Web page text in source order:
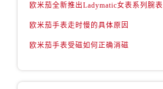
欧米茄全新推出Ladymatic女表系列腕表
欧米茄手表走时慢的具体原因
欧米茄手表受磁如何正确消磁